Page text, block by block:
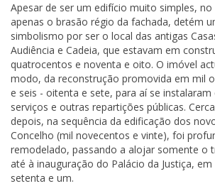
Apesar de ser um edifício muito simples, no
apenas o brasão régio da fachada, detém
simbolismo por ser o local das antigas
Audiência e Cadeia, que estavam em
quatrocentos e noventa e oito. O imóvel
modo, da reconstrução promovida em mil
e seis - oitenta e sete, para aí se
serviços e outras repartições públicas.
depois, na sequência da edificação dos
Concelho (mil novecentos e vinte), foi
remodelado, passando a alojar somente o
até à inauguração do Palácio da Justiça,
setenta e um.